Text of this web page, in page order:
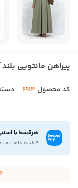
پیراهن مانتویی بلند
کد محصول 6914
هرقسط با اسنپ‌پی
۴ قسط ماهیانه. بدون سود،چک و ضامن.